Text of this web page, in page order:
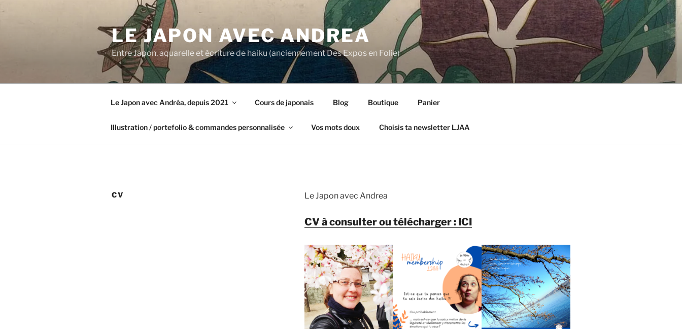
LE JAPON AVEC ANDREA
Entre Japon, aquarelle et écriture de haiku (anciennement Des Expos en Folie)
Le Japon avec Andréa, depuis 2021 Cours de japonais Blog Boutique Panier
Illustration / portefolio & commandes personnalisée Vos mots doux Choisis ta newsletter LJAA
CV Le Japon avec Andrea
CVà consulter ou télécharger : ICI